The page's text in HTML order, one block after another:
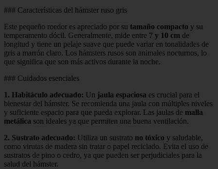
### Características del hámster ruso gris
Este pequeño roedor es apreciado por su tamaño compacto y su
temperamento dócil. Generalmente, mide entre 7 y 10 cm de
longitud y tiene un pelaje suave que puede variar en tonalidades de
gris a marrón claro. Los hámsters rusos son animales nocturnos, lo
que significa que son más activos durante la noche.
### Cuidados esenciales
1. Habitáculo adecuado: Un jaula espaciosa es crucial para el
bienestar del hámster. Se recomienda una jaula con múltiples niveles
y suficiente espacio para que pueda explorar. Las jaulas de malla
metálica son ideales ya que permiten una buena ventilación.
2. Sustrato adecuado: Utiliza un sustrato no tóxico y saludable,
como virutas de madera sin tratar o papel reciclado. Evita el uso de
sustratos de pino o cedro, ya que pueden ser perjudiciales para la
salud del hámster.